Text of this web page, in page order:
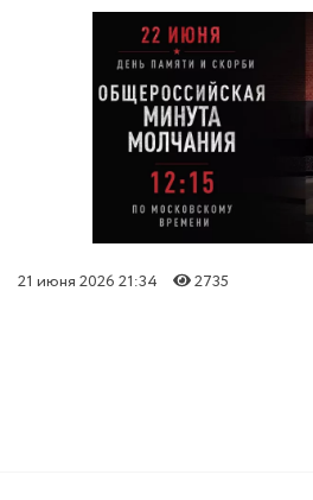
21 июня 2026 21:34 2735